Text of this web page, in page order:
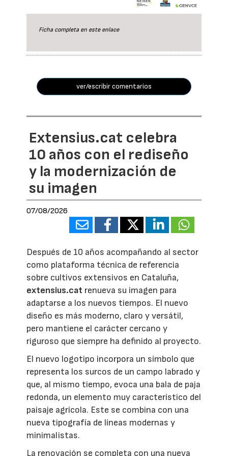
Ficha completa en este enlace
ver/escribir comentarios
Extensius.cat celebra
10 años con el rediseño
y la modernización de
su imagen
07/08/2026
Después de 10 años acompañando al sector
como plataforma técnica de referencia
sobre cultivos extensivos en Cataluña,
extensius.cat renueva su imagen para
adaptarse a los nuevos tiempos. El nuevo
diseño es más moderno, claro y versátil,
pero mantiene el carácter cercano y
riguroso que siempre ha definido al proyecto.
El nuevo logotipo incorpora un símbolo que
representa los surcos de un campo labrado y
que, al mismo tiempo, evoca una bala de paja
redonda, un elemento muy característico del
paisaje agrícola. Este se combina con una
nueva tipografía de líneas modernas y
minimalistas.
La renovación se completa con una nueva